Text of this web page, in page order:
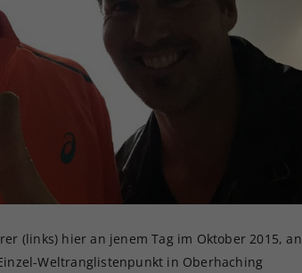
(links) hier an jenem Tag im Oktober 2015, an
Weltranglistenpunkt in Oberhaching